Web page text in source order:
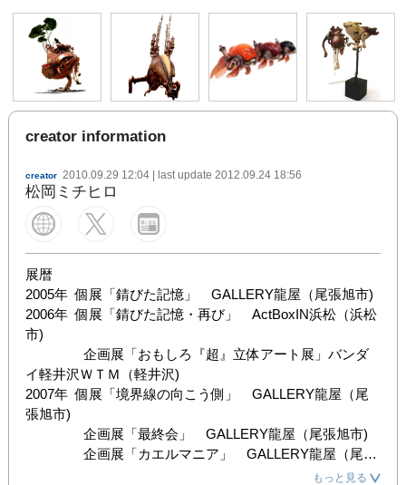
creator information
creator 2010.09.29 12:04 | last update 2012.09.24 18:56
松岡ミチヒロ
展暦
2005年  個展「錆びた記憶」　GALLERY龍屋（尾張旭市)
2006年  個展「錆びた記憶・再び」　ActBoxIN浜松（浜松
市)
                企画展「おもしろ『超』立体アート展」バンダ
イ軽井沢ＷＴＭ（軽井沢)
2007年  個展「境界線の向こう側」　GALLERY龍屋（尾
張旭市)
                企画展「最終会」　GALLERY龍屋（尾張旭市)
                企画展「カエルマニア」　GALLERY龍屋（尾張
もっと見る